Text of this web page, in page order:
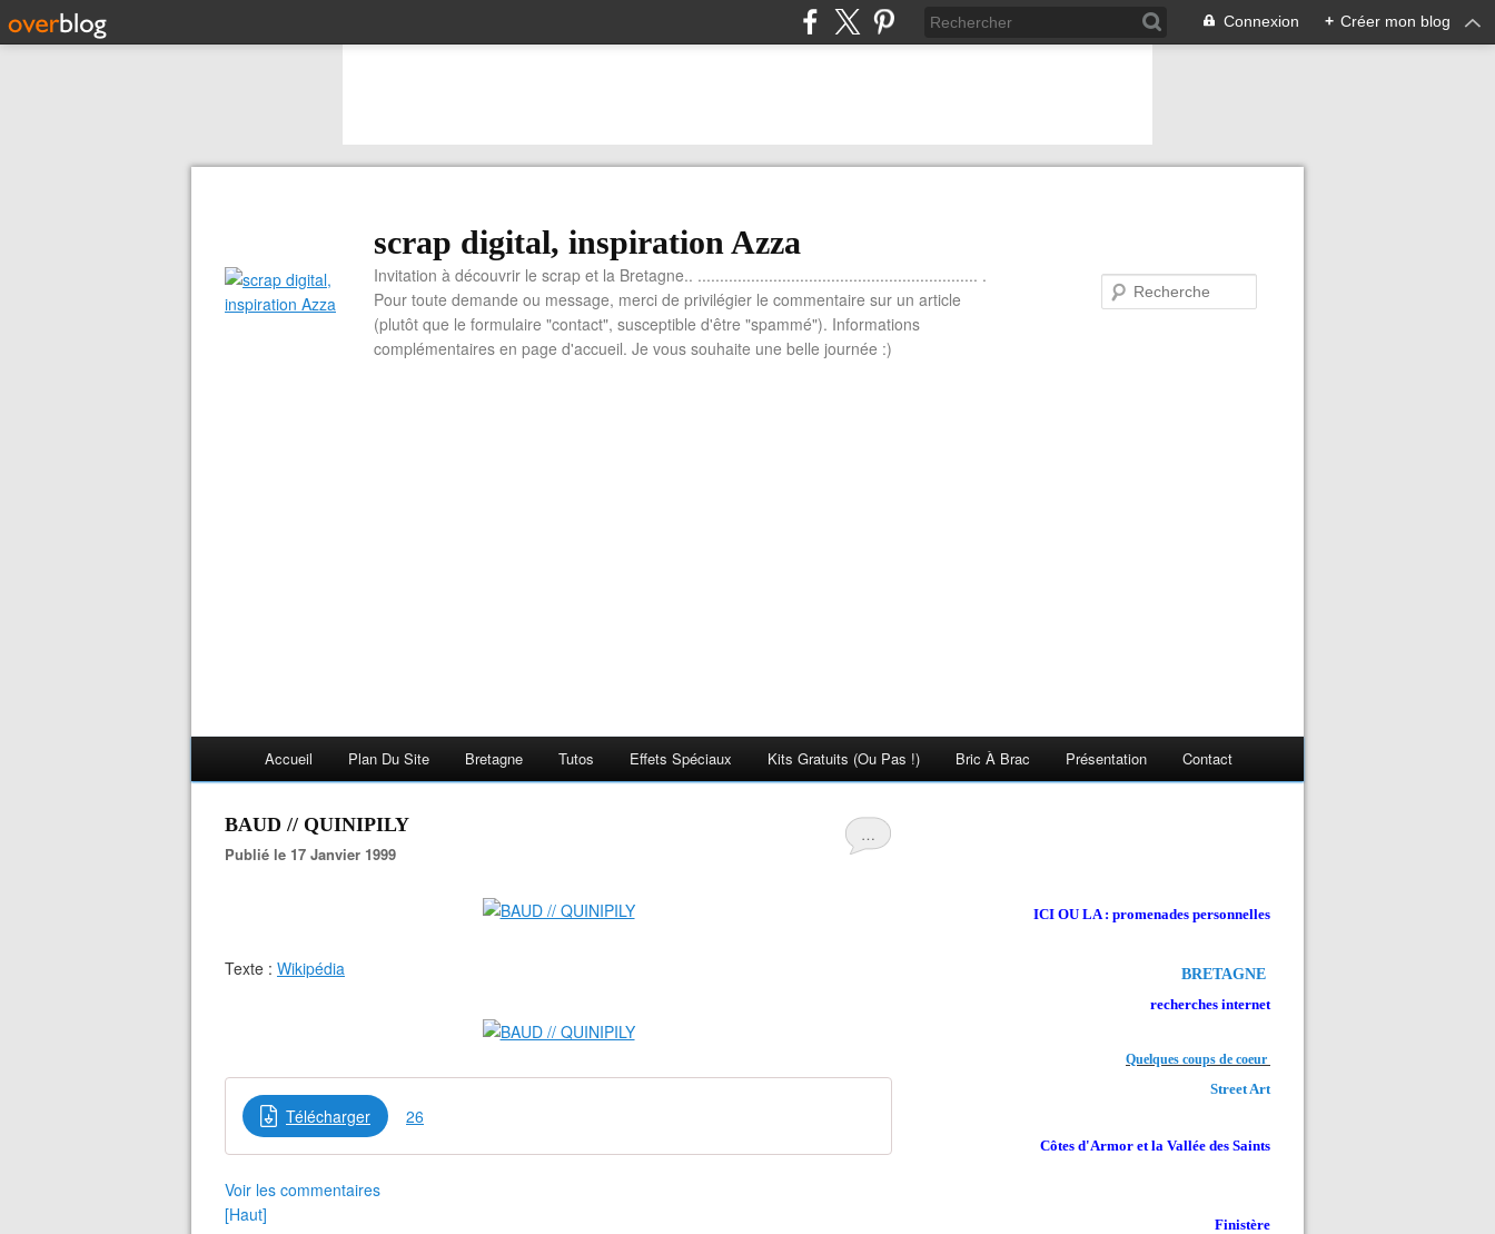
Connexion + Créer mon blog
scrap digital, inspiration Azza
Invitation à découvrir le scrap et la Bretagne.. ............................................................... .
Pour toute demande ou message, merci de privilégier le commentaire sur un article
(plutôt que le formulaire "contact", susceptible d'être "spammé"). Informations
complémentaires en page d'accueil. Je vous souhaite une belle journée :)
Accueil Plan Du Site Bretagne Tutos Effets Spéciaux Kits Gratuits (ou Pas !) Bric À Brac Présentation Contact
…
BAUD // QUINIPILY
Publié le 17 Janvier 1999
Texte : Wikipédia
Télécharger 26
Voir les commentaires
[Haut]
ICI OU LA : promenades personnelles
BRETAGNE
recherches internet
Quelques coups de coeur
Street Art
Côtes d'Armor et la Vallée des Saints
Finistère